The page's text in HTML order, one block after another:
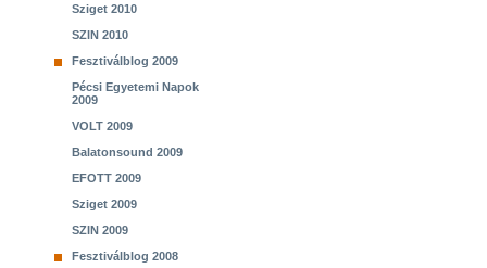
Sziget 2010
SZIN 2010
Fesztiválblog 2009
Pécsi Egyetemi Napok
2009
VOLT 2009
Balatonsound 2009
EFOTT 2009
Sziget 2009
SZIN 2009
Fesztiválblog 2008